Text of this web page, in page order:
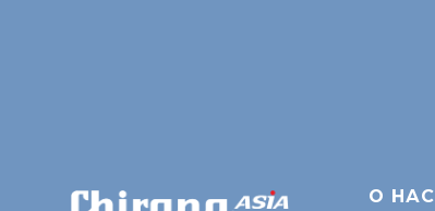
О НАС